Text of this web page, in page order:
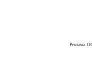
Реклама.